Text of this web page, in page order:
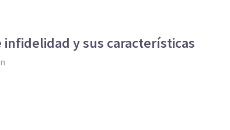
infidelidad y sus características